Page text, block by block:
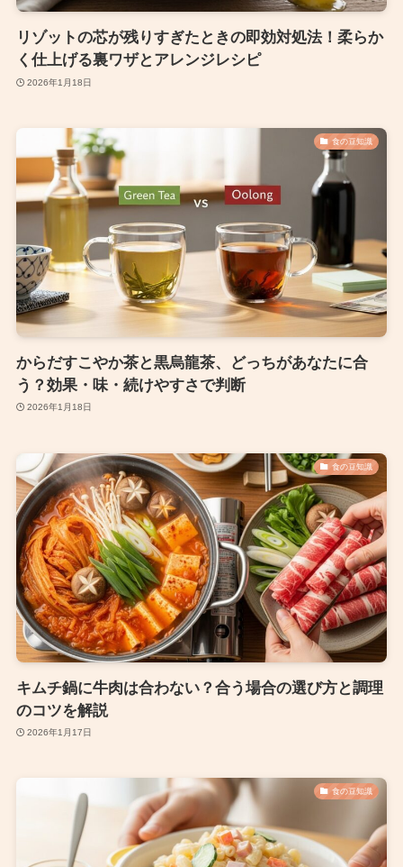
リゾットの芯が残りすぎたときの即効対処法！柔らか
く仕上げる裏ワザとアレンジレシピ
2026年1月18日
食の豆知識
からだすこやか茶と黒烏龍茶、どっちがあなたに合
う？効果・味・続けやすさで判断
2026年1月18日
食の豆知識
キムチ鍋に牛肉は合わない？合う場合の選び方と調理
のコツを解説
2026年1月17日
食の豆知識